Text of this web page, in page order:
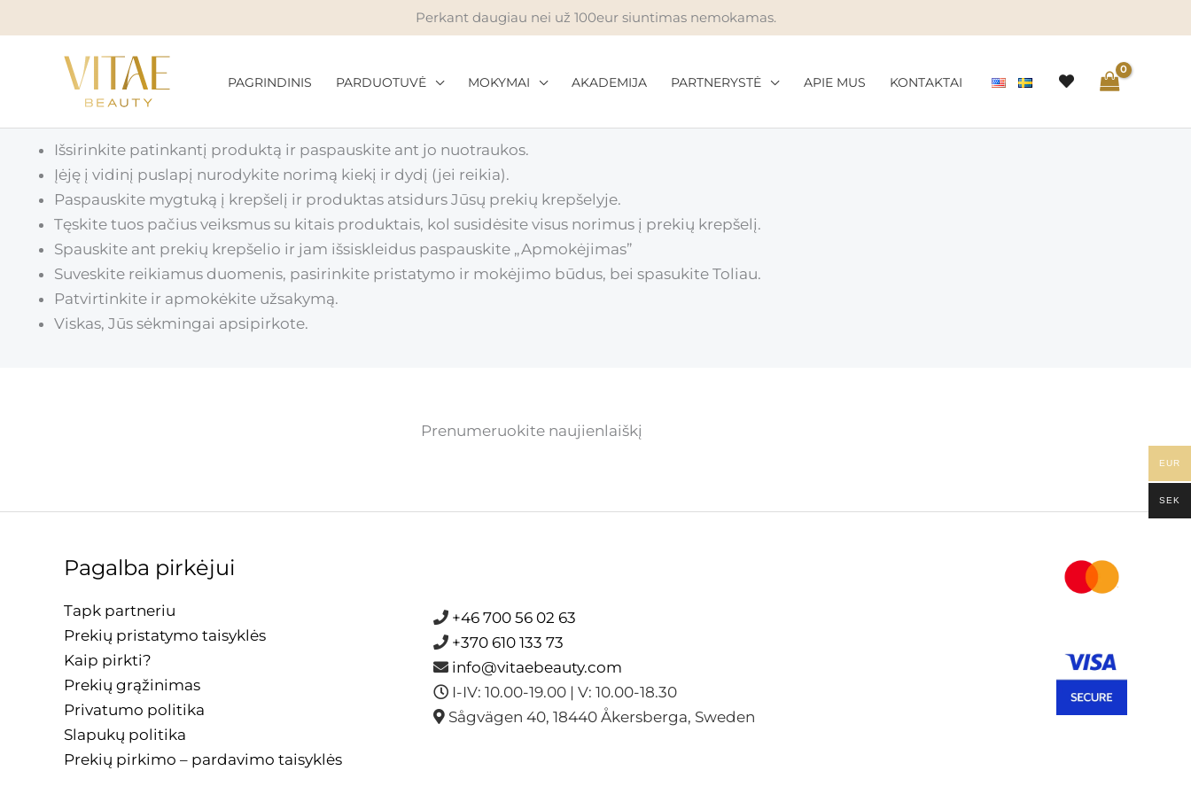
prie
Perkant daugiau nei už 100eur siuntimas nemokamas.
PAGRINDINIS PARDUOTUVĖ MOKYMAI AKADEMIJA PARTNERYSTĖ APIE MUS KONTAKTAI
Išsirinkite patinkantį produktą ir paspauskite ant jo nuotraukos.
Įėję į vidinį puslapį nurodykite norimą kiekį ir dydį (jei reikia).
Paspauskite mygtuką į krepšelį ir produktas atsidurs Jūsų prekių krepšelyje.
Tęskite tuos pačius veiksmus su kitais produktais, kol susidėsite visus norimus į prekių krepšelį.
Spauskite ant prekių krepšelio ir jam išsiskleidus paspauskite „Apmokėjimas”
Suveskite reikiamus duomenis, pasirinkite pristatymo ir mokėjimo būdus, bei spasukite Toliau.
Patvirtinkite ir apmokėkite užsakymą.
Viskas, Jūs sėkmingai apsipirkote.
Prenumeruokite naujienlaiškį
Pagalba pirkėjui
Tapk partneriu
Prekių pristatymo taisyklės
Kaip pirkti?
Prekių grąžinimas
Privatumo politika
Slapukų politika
Prekių pirkimo – pardavimo taisyklės
+46 700 56 02 63
+370 610 133 73
info@vitaebeauty.com
I-IV: 10.00-19.00 | V: 10.00-18.30
Sågvägen 40, 18440 Åkersberga, Sweden
EUR
SEK